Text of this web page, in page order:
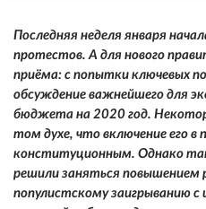
Последняя неделя января
протестов. А для нового
приёма: с попытки ключевых
обсуждение важнейшего для
бюджета на 2020 год.
том духе, что включение его в
конституционным. Однако
решили заняться повышением
популистскому заигрыванию